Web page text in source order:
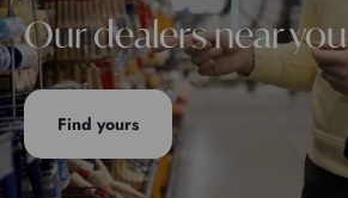
Our dealers near you
Find yours